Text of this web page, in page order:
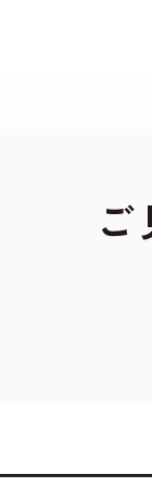
ですか? 当